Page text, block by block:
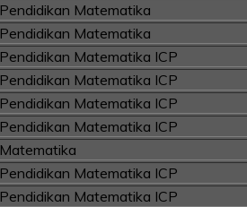
Pendidikan Matematika
Pendidikan Matematika
Pendidikan Matematika ICP
Pendidikan Matematika ICP
Pendidikan Matematika ICP
Pendidikan Matematika ICP
Matematika
Pendidikan Matematika ICP
Pendidikan Matematika ICP